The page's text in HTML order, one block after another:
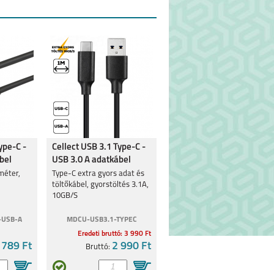
C -
A
Ft
Cellect USB 3.1 Type-C -
USB 3.0 A adatkábel
Type-C extra gyors adat és
töltőkábel, gyorstöltés 3.1A,
10GB/S
MDCU-USB3.1-TYPEC
Eredeti bruttó: 3 990 Ft
Bruttó: 2 990 Ft